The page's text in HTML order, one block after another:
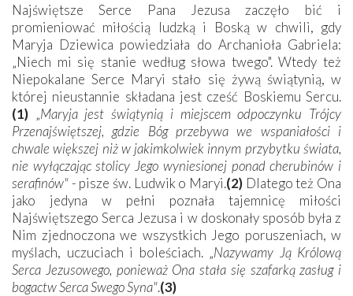
Najświętsze Serce Pana Jezusa zaczęło bić i
promieniować miłością ludzką i Boską w chwili, gdy
Maryja Dziewica powiedziała do Archanioła Gabriela:
„Niech mi się stanie według słowa twego". Wtedy też
Niepokalane Serce Maryi stało się żywą świątynią, w
której nieustannie składana jest cześć Boskiemu Sercu.
(1) „Maryja jest świątynią i miejscem odpoczynku Trójcy
Przenajświętszej, gdzie Bóg przebywa we wspaniałości i
chwale większej niż w jakimkolwiek innym przybytku świata,
nie wyłączając stolicy Jego wyniesionej ponad cherubinów i
serafinów"- pisze św. Ludwik o Maryi.(2) Dlatego też Ona
jako jedyna w pełni poznała tajemnicę miłości
Najświętszego Serca Jezusa i w doskonały sposób była z
Nim zjednoczona we wszystkich Jego poruszeniach, w
myślach, uczuciach i boleściach. „Nazywamy Ją Królową
Serca Jezusowego, ponieważ Ona stała się szafarką zasług i
bogactw Serca Swego Syna".(3)